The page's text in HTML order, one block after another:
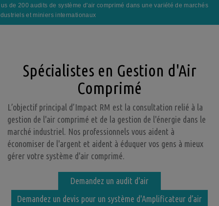
et de l'argent
de 200 audits de système d'air comprimé dans une variété de marchés
et miniers internationaux
à nos clients
Spécialistes en Gestion d'Air
Comprimé
L’objectif principal d’Impact RM est la consultation relié à la
gestion de l'air comprimé et de la gestion de l'énergie dans le
marché industriel. Nos professionnels vous aident à
économiser de l'argent et aident à éduquer vos gens à mieux
gérer votre système d'air comprimé.
Demandez un audit d'air
Demandez un devis pour un système d'Amplificateur d’air